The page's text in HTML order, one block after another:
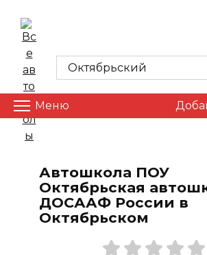
content
Меню
Автошкола ПОУ
Октябрьская
ДОСААФ России в
Октябрьском